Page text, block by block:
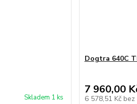
Skladem 1 ks
Dogtra 640C
7 960,00
6 578,51 Kč bez